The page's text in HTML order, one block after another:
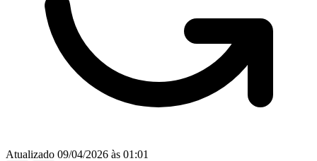
Atualizado 09/04/2026 às 01:01